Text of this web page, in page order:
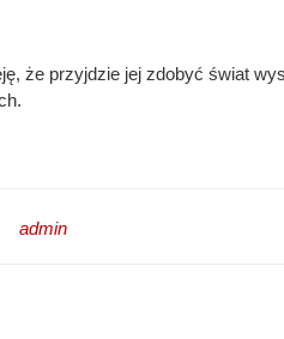
że przyjdzie jej zdobyć świat
admin